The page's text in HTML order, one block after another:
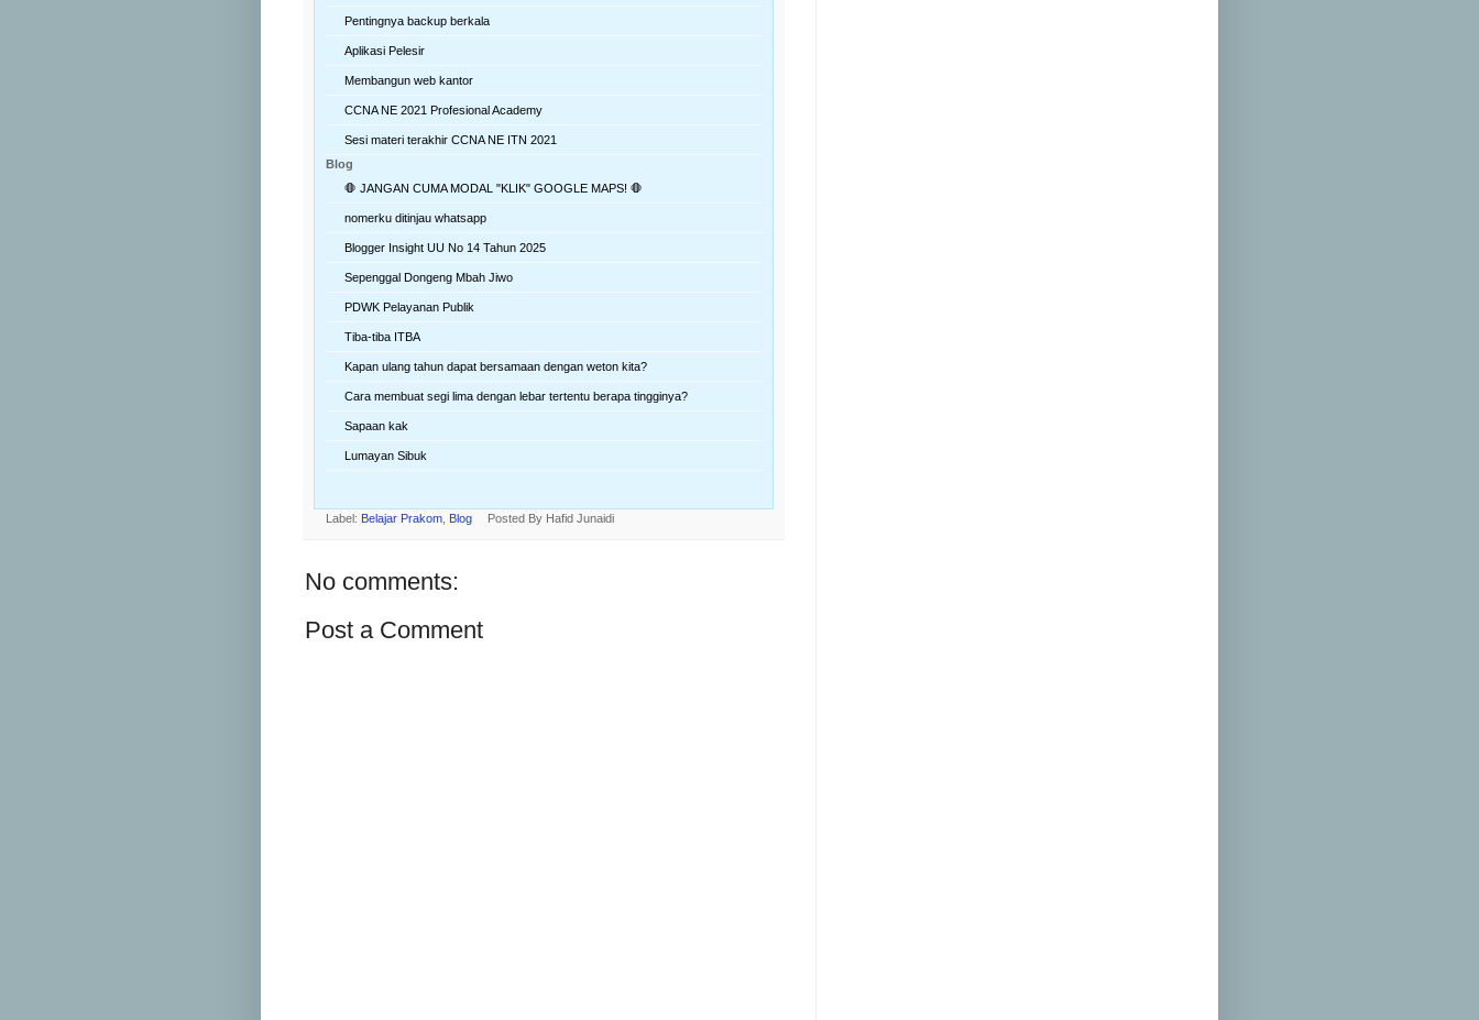
Pentingnya backup berkala
Aplikasi Pelesir
Membangun web kantor
CCNA NE 2021 Profesional Academy
Sesi materi terakhir CCNA NE ITN 2021
Blog
🛑 JANGAN CUMA MODAL "KLIK" GOOGLE MAPS! 🛑
nomerku ditinjau whatsapp
Blogger Insight UU No 14 Tahun 2025
Sepenggal Dongeng Mbah Jiwo
PDWK Pelayanan Publik
Tiba-tiba ITBA
Kapan ulang tahun dapat bersamaan dengan weton kita?
Cara membuat segi lima dengan lebar tertentu berapa tingginya?
Sapaan kak
Lumayan Sibuk
Label: Belajar Prakom, Blog Posted By Hafid Junaidi
No comments:
Post a Comment